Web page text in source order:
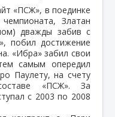
«ПСЖ», в поединке
Златан
дважды забив с
побил достижение
«Ибра» забил свои
самым опередил
Паулету, на счету
«ПСЖ». За
с 2003 по 2008